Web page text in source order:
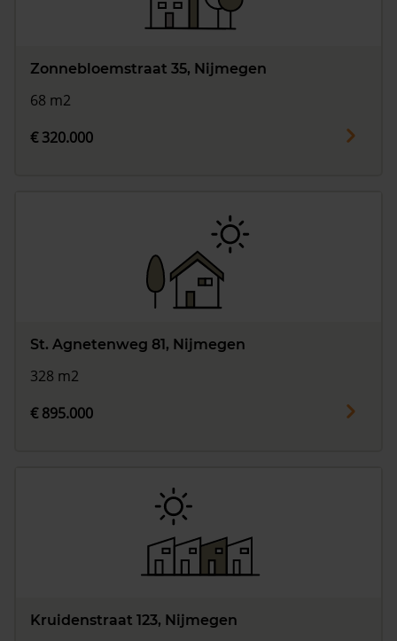
Zonnebloemstraat 35, Nijmegen
68 m2
€ 320.000
St. Agnetenweg 81, Nijmegen
328 m2
€ 895.000
Kruidenstraat 123, Nijmegen